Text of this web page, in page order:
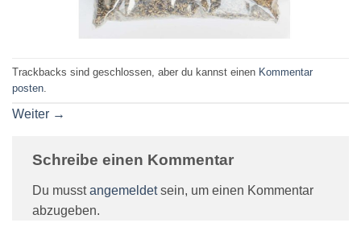
Trackbacks sind geschlossen, aber du kannst einen Kommentar
posten
Weiter →
Schreibe einen Kommentar
Du musstangemeldetsein, um einen Kommentar
abzugeben.